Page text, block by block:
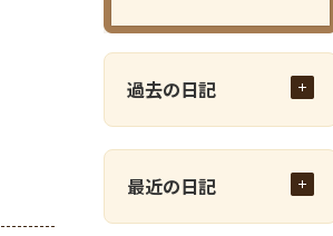
過去の日記
最近の日記